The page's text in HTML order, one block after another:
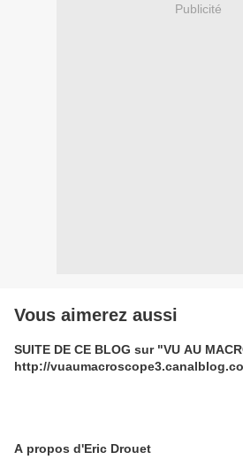
Publicité
Vous aimerez aussi
SUITE DE CE BLOG sur "VU AU
http://
A propos d'Eric Drouet